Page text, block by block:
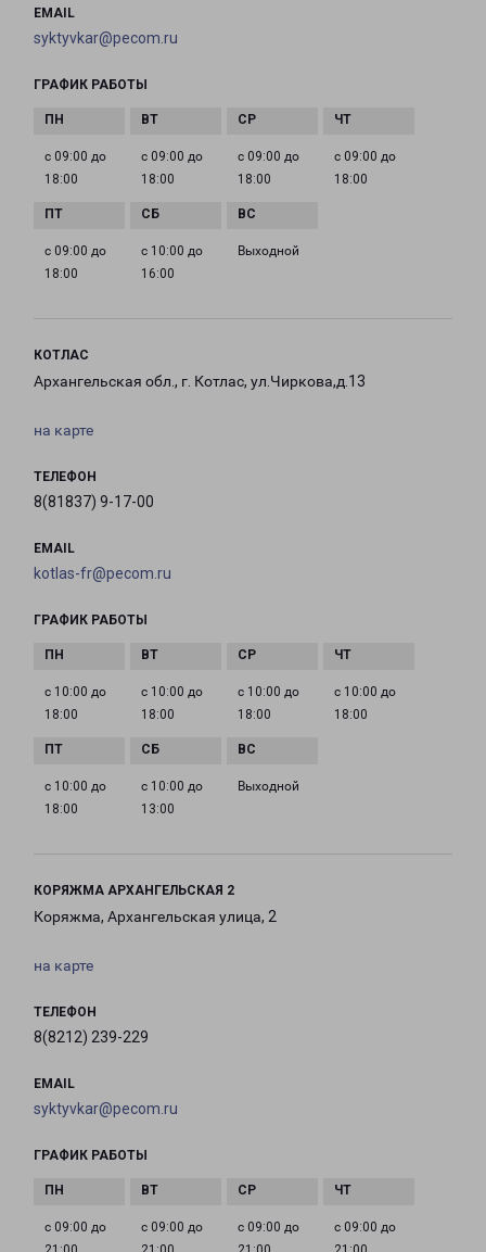
EMAIL
syktyvkar@pecom.ru
ГРАФИК РАБОТЫ
с 09:00 до
18:00
с 09:00 до
18:00
с 09:00 до
18:00
с 09:00 до
18:00
с 09:00 до
18:00
с 10:00 до
16:00
Выходной
КОТЛАС
Архангельская обл., г. Котлас, ул.Чиркова,д.13
на карте
ТЕЛЕФОН
8(81837) 9-17-00
EMAIL
kotlas-fr@pecom.ru
ГРАФИК РАБОТЫ
с 10:00 до
18:00
с 10:00 до
18:00
с 10:00 до
18:00
с 10:00 до
18:00
с 10:00 до
18:00
с 10:00 до
13:00
Выходной
КОРЯЖМА АРХАНГЕЛЬСКАЯ 2
Коряжма, Архангельская улица, 2
на карте
ТЕЛЕФОН
8(8212) 239-229
EMAIL
syktyvkar@pecom.ru
ГРАФИК РАБОТЫ
с 09:00 до
с 09:00 до
с 09:00 до
с 09:00 до